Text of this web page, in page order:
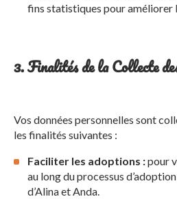
fins statistiques pour améliorer
3. Finalités de la Collecte
Vos données personnelles sont
les finalités suivantes :
Faciliter les adoptions :pour
au long du processus
d’Alina et Anda.